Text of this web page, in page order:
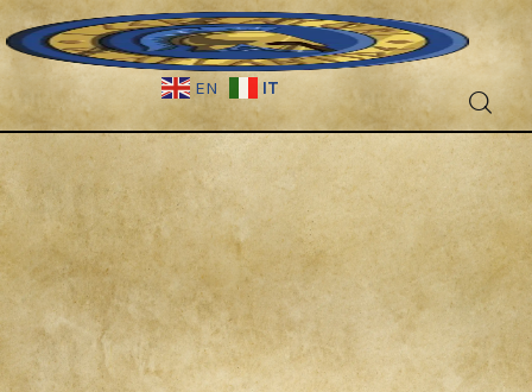
EN IT
Fantascienza
Fantasy
Games